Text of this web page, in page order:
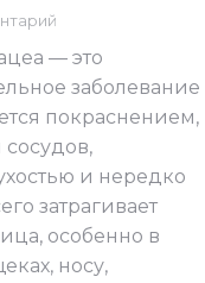
— это
заболевание
покраснением,
и нередко
затрагивает
особенно в
носу,